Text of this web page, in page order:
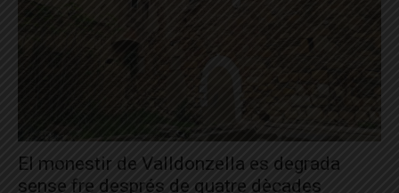
El monestir de Valldonzella es degrada
sense fre després de quatre dècades